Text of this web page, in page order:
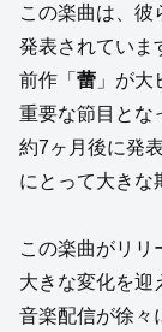
この楽曲は、彼
発表されていま
前作「 蕾 」が
重要な節目とな
約7ヶ月後に発
にとって大きな
この楽曲がリリ
大きな変化を迎
音楽配信が徐々